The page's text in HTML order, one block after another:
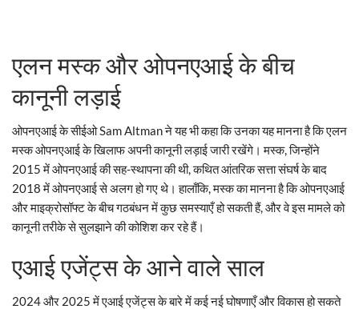
एलन मस्क और ओपनएआई के बीच
कानूनी लड़ाई
ओपनएआई के सीईओ Sam Altman ने यह भी कहा कि उनका यह मानना ​​है कि एलन
मस्क ओपनएआई के खिलाफ अपनी कानूनी लड़ाई जारी रखेंगे। मस्क, जिन्होंने
2015 में ओपनएआई की सह-स्थापना की थी, कथित आंतरिक सत्ता संघर्ष के बाद
2018 में ओपनएआई से अलग हो गए थे। हालाँकि, मस्क का मानना ​​है कि ओपनएआई
और माइक्रोसॉफ्ट के बीच गठबंधन में कुछ समस्याएँ हो सकती हैं, और वे इस मामले को
कानूनी तरीके से सुलझाने की कोशिश कर रहे हैं।
एआई एजेंट्स के आने वाले साल
2024 और 2025 में एआई एजेंट्स के बारे में कई नई घोषणाएँ और विकास हो सकते